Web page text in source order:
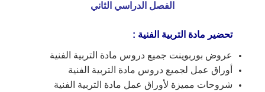
الفصل الدراسي الثاني
تحضير مادة التربية الفنية :
عروض بوربوينت جميع دروس مادة التربية الفنية
أوراق عمل لجميع دروس مادة التربية الفنية
شروحات مميزة لأوراق عمل مادة التربية الفنية